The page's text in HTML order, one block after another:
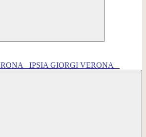
IPSIA GIORGI VERONA